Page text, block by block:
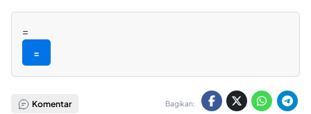
=
=
Komentar Bagikan: